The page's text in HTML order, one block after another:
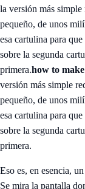
la versión más
pequeño, de unos
esa cartulina para
sobre la segunda
primera.how to
versión más simple
pequeño, de unos
esa cartulina para
sobre la segunda
primera.
Eso es, en esencia,
Se mira la pantalla